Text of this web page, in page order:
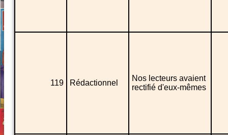
119 Rédactionnel
Nos lecteurs avaient
rectifié d'eux-mêmes